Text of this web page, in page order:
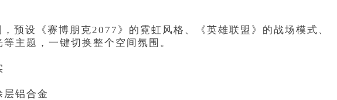
预设《赛博朋克2077》的霓虹风格、《英雄联盟》的战场模式、
等主题，一键切换整个空间氛围。
层铝合金